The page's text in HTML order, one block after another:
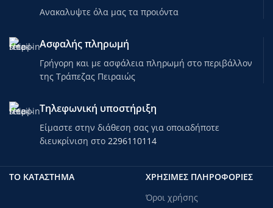
Ανακαλυψτε όλα μας τα προιόντα
Ασφαλής πληρωμή
Γρήγορη και με ασφάλεια πληρωμή στο περιβάλλον
της Τράπεζας Πειραιώς
Τηλεφωνική υποστήριξη
Είμαστε στην διάθεση σας για οποιαδήποτε
διευκρίνιση στο 2296110114
ΤΟ ΚΑΤΑΣΤΗΜΑ
ΧΡΗΣΙΜΕΣ ΠΛΗΡΟΦΟΡΙΕΣ
Όροι χρήσης